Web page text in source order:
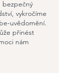
bezpečný
vykročíme
uvědomění.
přinést
nám